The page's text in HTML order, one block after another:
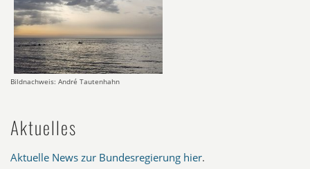
Bildnachweis: André Tautenhahn
Aktuelles
Aktuelle News zur Bundesregierung hier.